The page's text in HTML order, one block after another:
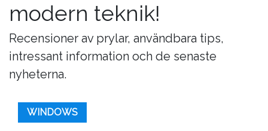
modern teknik!
Recensioner av prylar, användbara tips,
intressant information och de senaste
nyheterna.
WINDOWS